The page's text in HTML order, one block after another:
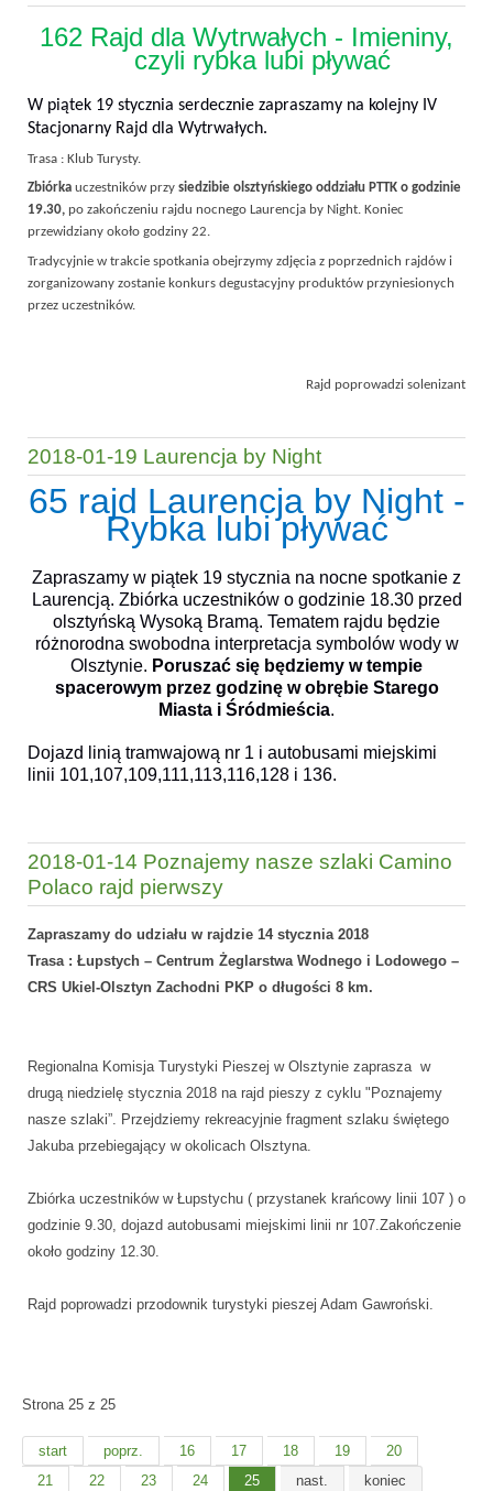
162 Rajd dla Wytrwałych - Imieniny,
czyli rybka lubi pływać
W piątek 19 stycznia serdecznie zapraszamy na kolejny IV
Stacjonarny Rajd dla Wytrwałych.
Trasa : Klub Turysty.
Zbiórka uczestników przy siedzibie olsztyńskiego oddziału PTTK o godzinie
19.30, po zakończeniu rajdu nocnego Laurencja by Night. Koniec
przewidziany około godziny 22.
Tradycyjnie w trakcie spotkania obejrzymy zdjęcia z poprzednich rajdów i
zorganizowany zostanie konkurs degustacyjny produktów przyniesionych
przez uczestników.
Rajd poprowadzi solenizant
2018-01-19 Laurencja by Night
65 rajd Laurencja by Night -
Rybka lubi pływać
Zapraszamy w piątek 19 stycznia na nocne spotkanie z
Laurencją. Zbiórka uczestników o godzinie 18.30 przed
olsztyńską Wysoką Bramą. Tematem rajdu będzie
różnorodna swobodna interpretacja symbolów wody w
Olsztynie. Poruszać się będziemy w tempie
spacerowym przez godzinę w obrębie Starego
Miasta i Śródmieścia.
Dojazd linią tramwajową nr 1 i autobusami miejskimi
linii 101,107,109,111,113,116,128 i 136.
2018-01-14 Poznajemy nasze szlaki Camino
Polaco rajd pierwszy
Zapraszamy do udziału w rajdzie 14 stycznia 2018
Trasa : Łupstych – Centrum Żeglarstwa Wodnego i Lodowego –
CRS Ukiel-Olsztyn Zachodni PKP o długości 8 km.
Regionalna Komisja Turystyki Pieszej w Olsztynie zaprasza w
drugą niedzielę stycznia 2018 na rajd pieszy z cyklu "Poznajemy
nasze szlaki”. Przejdziemy rekreacyjnie fragment szlaku świętego
Jakuba przebiegający w okolicach Olsztyna.
Zbiórka uczestników w Łupstychu ( przystanek krańcowy linii 107 ) o
godzinie 9.30, dojazd autobusami miejskimi linii nr 107.Zakończenie
około godziny 12.30.
Rajd poprowadzi przodownik turystyki pieszej Adam Gawroński.
Strona 25 z 25
start poprz. 16 17 18 19
20
21
22 23 24 25 nast. koniec